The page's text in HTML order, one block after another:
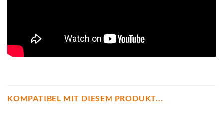
KOMPATIBEL MIT DIESEM PRODUKT...